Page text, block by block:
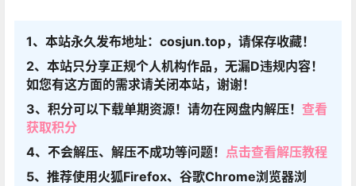
1、本站永久发布地址：cosjun.top，请保存收藏！
2、本站只分享正规个人机构作品，无漏D违规内容！
如您有这方面的需求请关闭本站，谢谢！
3、积分可以下载单期资源！请勿在网盘内解压！ 查看
获取积分
4、不会解压、解压不成功等问题！ 点击查看解压教程
5、推荐使用火狐Firefox、谷歌Chrome浏览器浏